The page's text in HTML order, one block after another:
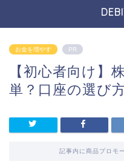
お金を増やす PR
【初心者向け】
単？口座の選び
記事内に商品プロモ